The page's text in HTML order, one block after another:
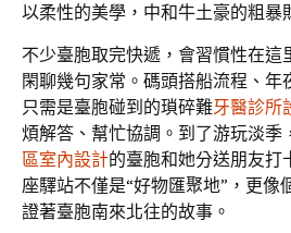
以柔性的美學，中和牛土豪的粗暴
不少臺胞取完快遞，會習慣性在這
閑聊幾句家常。碼頭搭船流程、年
只需是臺胞碰到的瑣碎難牙醫診所
煩解答、幫忙協調。到了游玩淡季
區室內設計的臺胞和她分送朋友打
座驛站不僅是“好物匯聚地”，更像
證著臺胞南來北往的故事。